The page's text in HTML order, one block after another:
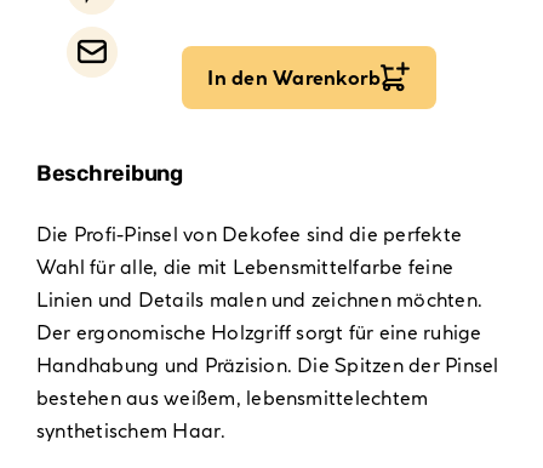
In den Warenkorb
Beschreibung
Die Profi-Pinsel von Dekofee sind die perfekte
Wahl für alle, die mit Lebensmittelfarbe feine
Linien und Details malen und zeichnen möchten.
Der ergonomische Holzgriff sorgt für eine ruhige
Handhabung und Präzision. Die Spitzen der Pinsel
bestehen aus weißem, lebensmittelechtem
synthetischem Haar.